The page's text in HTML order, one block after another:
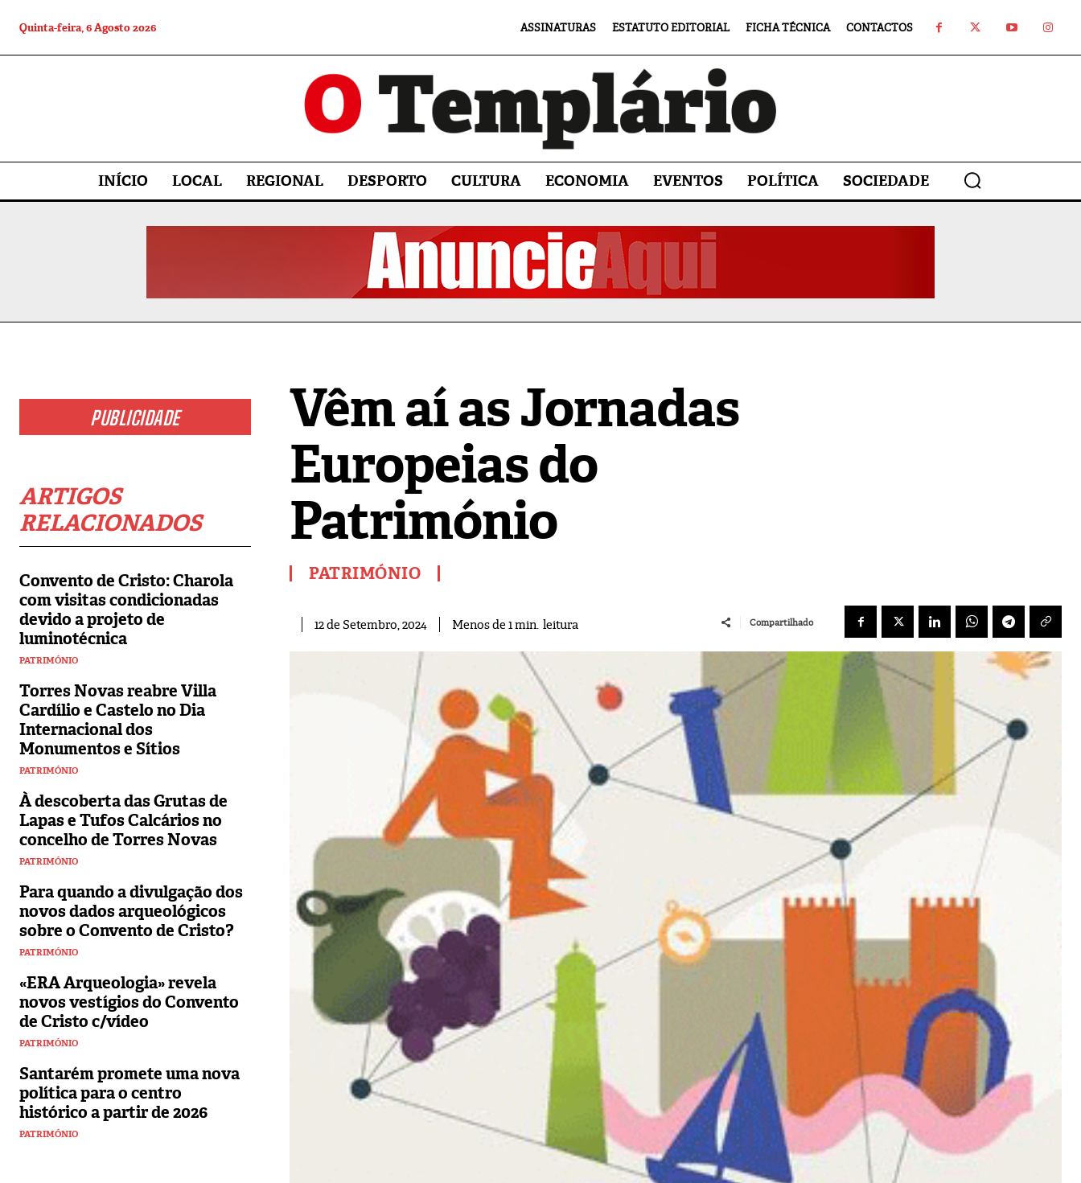
Quinta-feira, 6 Agosto 2026 ASSINATURAS ESTATUTO EDITORIAL FICHA TÉCNICA CONTACTOS
INÍCIO LOCAL REGIONAL DESPORTO CULTURA ECONOMIA EVENTOS POLÍTICA SOCIEDADE
PUBLICIDADE
ARTIGOS
RELACIONADOS
Convento de Cristo: Charola
com visitas condicionadas
devido a projeto de
luminotécnica
PATRIMÓNIO
Torres Novas reabre Villa
Cardílio e Castelo no Dia
Internacional dos
Monumentos e Sítios
PATRIMÓNIO
À descoberta das Grutas de
Lapas e Tufos Calcários no
concelho de Torres Novas
PATRIMÓNIO
Para quando a divulgação dos
novos dados arqueológicos
sobre o Convento de Cristo?
PATRIMÓNIO
«ERA Arqueologia» revela
novos vestígios do Convento
de Cristo c/vídeo
PATRIMÓNIO
Santarém promete uma nova
política para o centro
histórico a partir de 2026
PATRIMÓNIO
Vêm aí as Jornadas
Europeias do
Património
PATRIMÓNIO
12 de Setembro, 2024 Menos de 1min. leitura Compartilhado